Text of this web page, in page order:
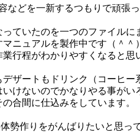
などを一新するつもりで頑張
ていたのを一つのファイルに
ニュアルを製作中です（＾＾）
行程がわかりやすくなると思
デザートもドリンク（コーヒー
けないのでかなりやる事がい
合間に仕込みをしています。
勢作りをがんばりたいと思っ